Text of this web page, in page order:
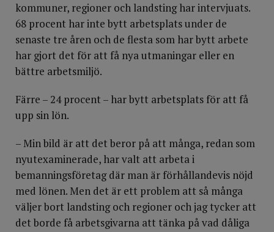
kommuner, regioner och landsting har intervjuats.
68 procent har inte bytt arbetsplats under de
senaste tre åren och de flesta som har bytt arbete
har gjort det för att få nya utmaningar eller en
bättre arbetsmiljö.
Färre – 24 procent – har bytt arbetsplats för att få
upp sin lön.
– Min bild är att det beror på att många, redan som
nyutexaminerade, har valt att arbeta i
bemanningsföretag där man är förhållandevis nöjd
med lönen. Men det är ett problem att så många
väljer bort landsting och regioner och jag tycker att
det borde få arbetsgivarna att tänka på vad dåliga